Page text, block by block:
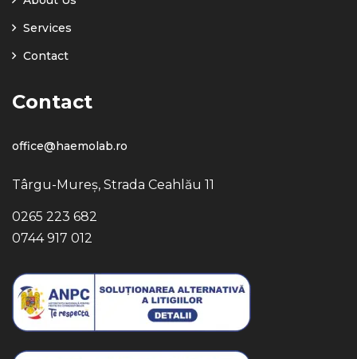
Services
Contact
Contact
office@haemolab.ro
Târgu-Mureș, Strada Ceahlău 11
0265 223 682
0744 917 012